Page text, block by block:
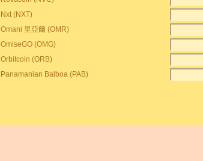
Nxt (NXT)
Omani 里亞爾 (OMR)
OmiseGO (OMG)
Orbitcoin (ORB)
Panamanian Balboa (PAB)